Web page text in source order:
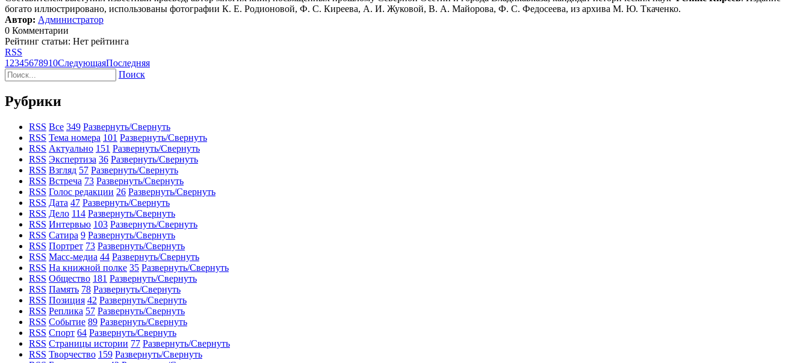
богато иллюстрировано, использованы фотографии К. Е. Родионовой, Ф. С. Киреева, А. И. Жуковой, В. А. Майорова, Ф. С. Федосеева, из архива М. Ю. Ткаченко.
Автор: Администратор
0 Комментарии
Рейтинг статьи: Нет рейтинга
RSS
1 2345678910СледующаяПоследняя
Поиск
Рубрики
RSS Все 349 Развернуть/Свернуть
RSS Тема номера 101 Развернуть/Свернуть
RSS Актуально 151 Развернуть/Свернуть
RSS Экспертиза 36 Развернуть/Свернуть
RSS Взгляд 57 Развернуть/Свернуть
RSS Встреча 73 Развернуть/Свернуть
RSS Голос редакции 26 Развернуть/Свернуть
RSS Дата 47 Развернуть/Свернуть
RSS Дело 114 Развернуть/Свернуть
RSS Интервью 103 Развернуть/Свернуть
RSS Сатира 9 Развернуть/Свернуть
RSS Портрет 73 Развернуть/Свернуть
RSS Масс-медиа 44 Развернуть/Свернуть
RSS На книжной полке 35 Развернуть/Свернуть
RSS Общество 181 Развернуть/Свернуть
RSS Память 78 Развернуть/Свернуть
RSS Позиция 42 Развернуть/Свернуть
RSS Реплика 57 Развернуть/Свернуть
RSS Событие 89 Развернуть/Свернуть
RSS Спорт 64 Развернуть/Свернуть
RSS Страницы истории 77 Развернуть/Свернуть
RSS Творчество 159 Развернуть/Свернуть